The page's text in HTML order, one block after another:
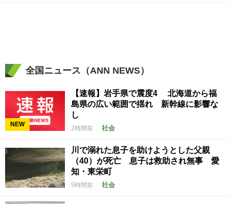
全国ニュース（ANN NEWS）
NEW
【速報】岩手県で震度4 北海道から福
島県の広い範囲で揺れ 新幹線に影響な
し
2時間前 社会
川で溺れた息子を助けようとした父親
（40）が死亡 息子は救助され無事 愛
知・東栄町
5時間前 社会